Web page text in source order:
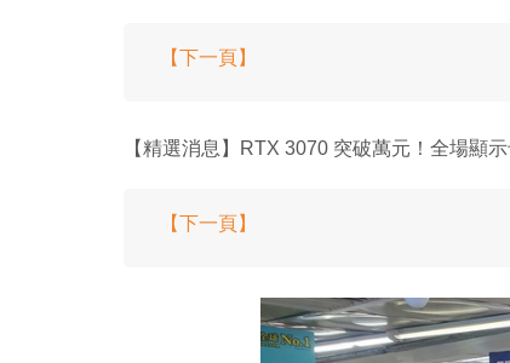
【下一頁】
【精選消息】RTX 3070 突破萬元！全場顯示
【下一頁】